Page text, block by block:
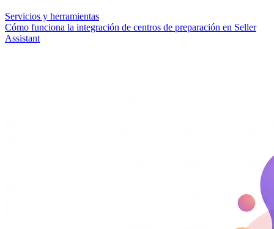
Servicios y herramientas
Cómo funciona la integración de centros de preparación en Seller
Assistant